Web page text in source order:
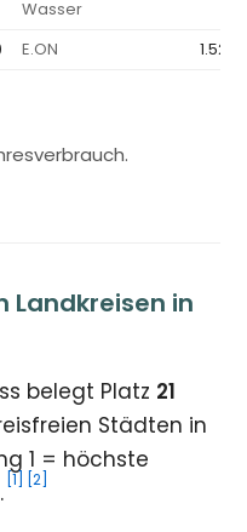
Wasser
E.ON 1.523
Landkreisen in
belegt Platz 21
Städten in
1 = höchste
[1] [2]